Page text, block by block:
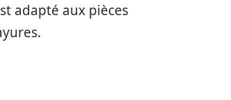
adapté aux pièces